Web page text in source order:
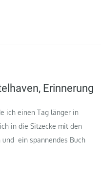
Erinnerung
ich einen Tag länger in
in die Sitzecke mit den
und ein spannendes Buch